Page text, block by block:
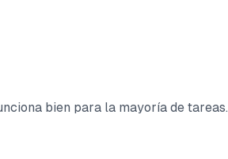
bien para la mayoría de tareas.